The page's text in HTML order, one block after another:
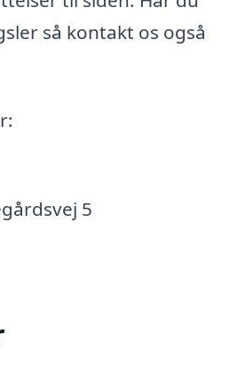
så kontakt os også
5